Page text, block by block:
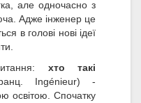
але одночасно з
Адже інженер це
в голові нові ідеї
хто такі
Ingénieur) -
освітою. Спочатку